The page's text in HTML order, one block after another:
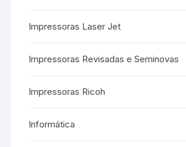
Impressoras Laser Jet
Impressoras Revisadas e Seminovas
Impressoras Ricoh
Informática